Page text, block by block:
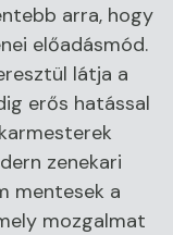
arra, hogy
előadásmód.
látja a
erős hatással
zenekari
mentesek a
mozgalmat